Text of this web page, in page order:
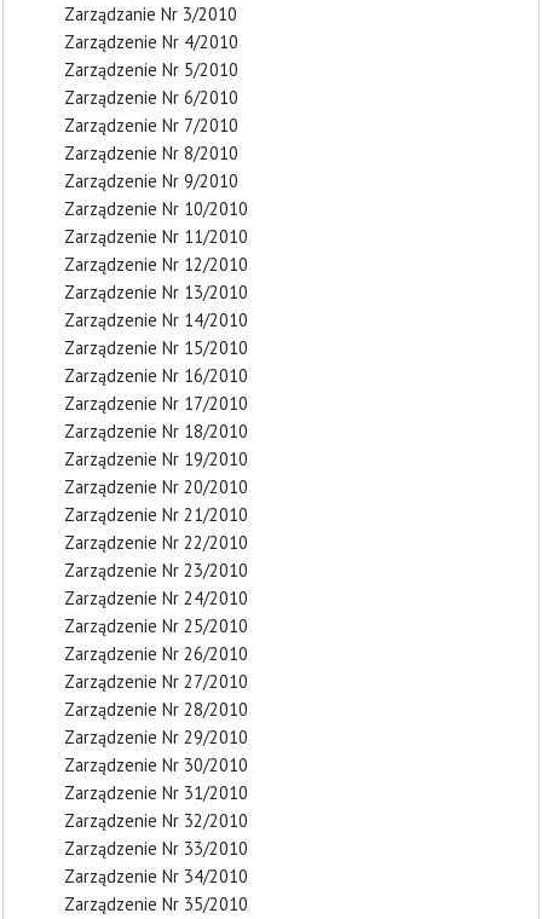
Zarządzanie Nr 3/2010
Zarządzenie Nr 4/2010
Zarządzenie Nr 5/2010
Zarządzenie Nr 6/2010
Zarządzenie Nr 7/2010
Zarządzenie Nr 8/2010
Zarządzenie Nr 9/2010
Zarządzenie Nr 10/2010
Zarządzenie Nr 11/2010
Zarządzenie Nr 12/2010
Zarządzenie Nr 13/2010
Zarządzenie Nr 14/2010
Zarządzenie Nr 15/2010
Zarządzenie Nr 16/2010
Zarządzenie Nr 17/2010
Zarządzenie Nr 18/2010
Zarządzenie Nr 19/2010
Zarządzenie Nr 20/2010
Zarządzenie Nr 21/2010
Zarządzenie Nr 22/2010
Zarządzenie Nr 23/2010
Zarządzenie Nr 24/2010
Zarządzenie Nr 25/2010
Zarządzenie Nr 26/2010
Zarządzenie Nr 27/2010
Zarządzenie Nr 28/2010
Zarządzenie Nr 29/2010
Zarządzenie Nr 30/2010
Zarządzenie Nr 31/2010
Zarządzenie Nr 32/2010
Zarządzenie Nr 33/2010
Zarządzenie Nr 34/2010
Zarządzenie Nr 35/2010